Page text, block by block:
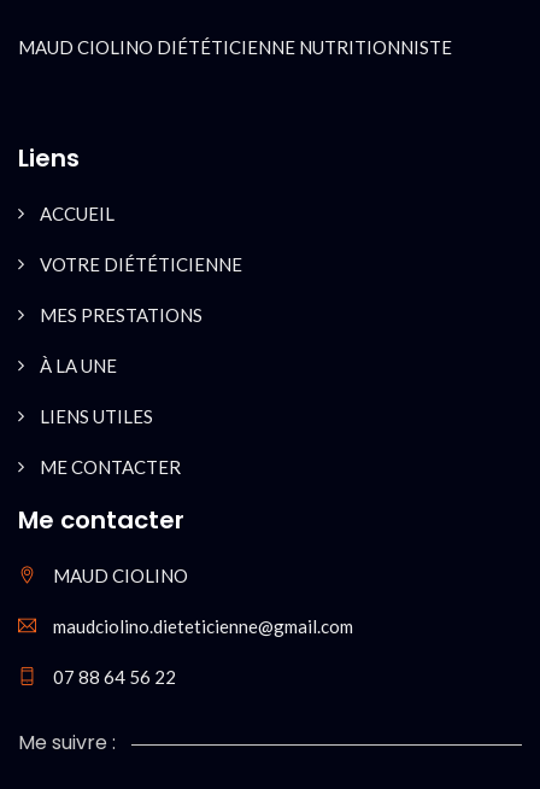
MAUD CIOLINO DIÉTÉTICIENNE NUTRITIONNISTE
Liens
ACCUEIL
VOTRE DIÉTÉTICIENNE
MES PRESTATIONS
À LA UNE
LIENS UTILES
ME CONTACTER
Me contacter
MAUD CIOLINO
maudciolino.dieteticienne@gmail.com
07 88 64 56 22
Me suivre :